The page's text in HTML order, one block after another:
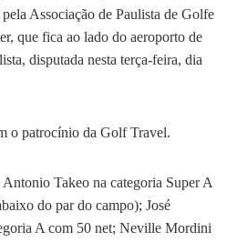
Associação de Paulista de Golfe
que fica ao lado do aeroporto de
disputada nesta terça-feira, dia
o patrocínio da Golf Travel.
Takeo na categoria Super A
do par do campo); José
A com 50 net; Neville Mordini